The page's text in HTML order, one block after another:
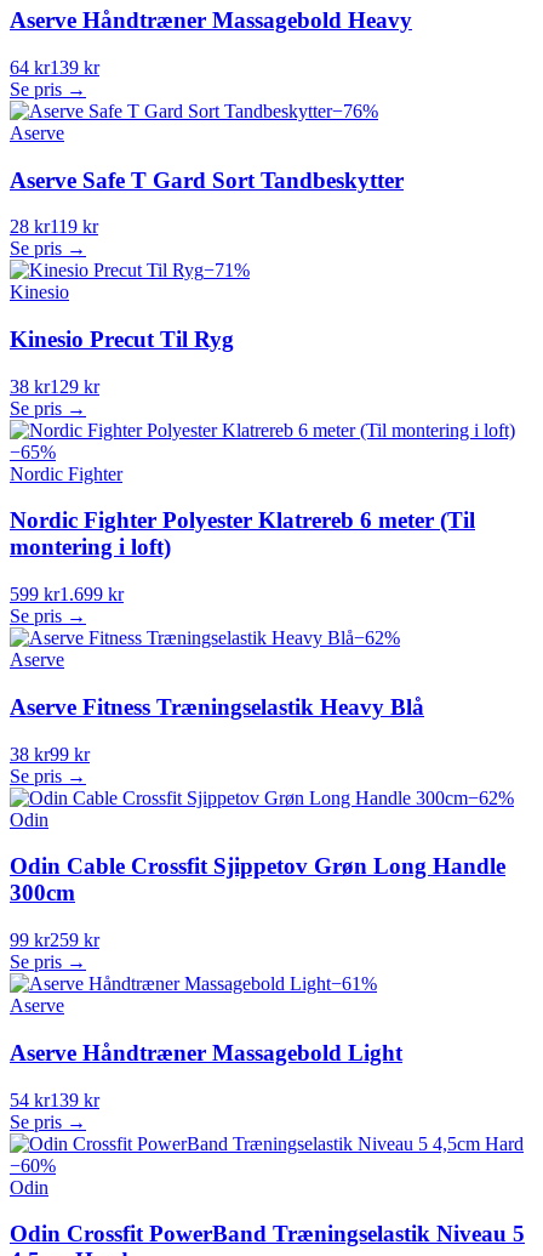
Aserve Håndtræner Massagebold Heavy
64 kr139 kr
Se pris →
−76%
Aserve
Aserve Safe T Gard Sort Tandbeskytter
28 kr119 kr
Se pris →
−71%
Kinesio
Kinesio Precut Til Ryg
38 kr129 kr
Se pris →
−65%
Nordic Fighter
Nordic Fighter Polyester Klatrereb 6 meter (Til
montering i loft)
599 kr1.699 kr
Se pris →
−62%
Aserve
Aserve Fitness Træningselastik Heavy Blå
38 kr99 kr
Se pris →
−62%
Odin
Odin Cable Crossfit Sjippetov Grøn Long Handle
300cm
99 kr259 kr
Se pris →
−61%
Aserve
Aserve Håndtræner Massagebold Light
54 kr139 kr
Se pris →
−60%
Odin
Odin Crossfit PowerBand Træningselastik Niveau 5